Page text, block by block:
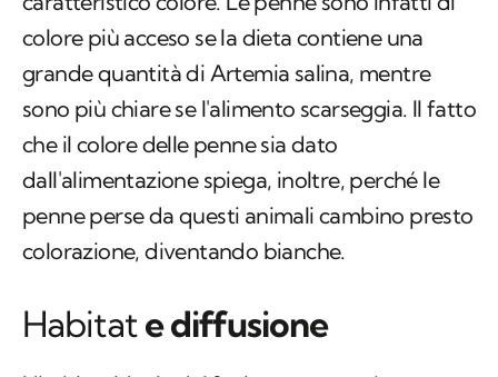
sono più chiare se l'alimento scarseggia. Il fatto
che il colore delle penne sia dato
dall'alimentazione spiega, inoltre, perché le
penne perse da questi animali cambino presto
colorazione, diventando bianche.
Habitate diffusione
rappresentato dallelagunee dai